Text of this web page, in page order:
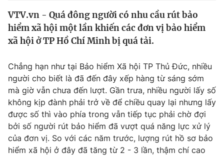
Y tế
Tin tức
Thế giới đó đây
Câu chuyện quốc tế
Kinh tế
Tài chính
Thị trường
Góc doanh nghiệp
Dữ liệu và đời sống
Truyền hình
Giáo dục
VTV.vn - Quá đông người có nhu cầu rút bảo
hiểm xã hội một lần khiến các đơn vị bảo hiểm
xã hội ở TP Hồ Chí Minh bị quá tải.
Chẳng hạn như tại Bảo hiểm Xã hội TP Thủ Đức, nhiều
người cho biết là đã đến đây xếp hàng từ sáng sớm
mà giờ vẫn chưa đến lượt. Gần trưa, nhiều người lấy số
không kịp đành phải trở về để chiều quay lại nhưng lấy
được số thì vào phía trong vẫn tiếp tục phải chờ đợi
bởi số người rút bảo hiểm đã vượt quá năng lực xử lý
của đơn vị. So với các năm trước, lượng rút hồ sơ bảo
hiểm xã hội ở đây đã tăng từ 2 - 3 lần, thậm chí cao